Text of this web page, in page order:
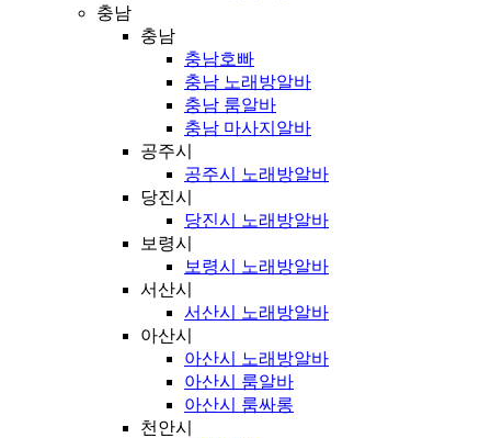
충남
충남
충남호빠
충남 노래방알바
충남 룸알바
충남 마사지알바
공주시
공주시 노래방알바
당진시
당진시 노래방알바
보령시
보령시 노래방알바
서산시
서산시 노래방알바
아산시
아산시 노래방알바
아산시 룸알바
아산시 룸싸롱
천안시